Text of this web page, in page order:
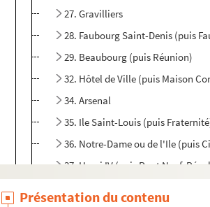
27. Gravilliers
28. Faubourg Saint-Denis (puis
29. Beaubourg (puis Réunion)
32. Hôtel de Ville (puis Maison
34. Arsenal
35. Ile Saint-Louis (puis
36. Notre-Dame ou de l'Ile (puis
37. Henri IV (puis Pont Neuf,
Présentation du contenu